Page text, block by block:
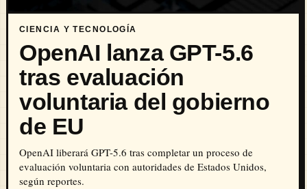
CIENCIA Y TECNOLOGÍA
OpenAI lanza GPT-5.6
tras evaluación
voluntaria del gobierno
de EU
OpenAI liberará GPT-5.6 tras completar un proceso de
evaluación voluntaria con autoridades de Estados Unidos,
según reportes.